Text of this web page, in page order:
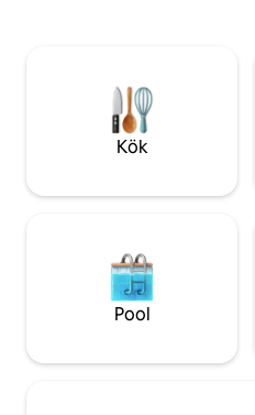
fullt badrum i hallen. Hörnenhet med
massor av avskildhet på din
sovrum på andra våningen
Middagar, shopping och
Kök
Pool